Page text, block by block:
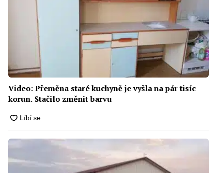
Video: Přeměna staré kuchyně je vyšla na pár tisíc
korun. Stačilo změnit barvu